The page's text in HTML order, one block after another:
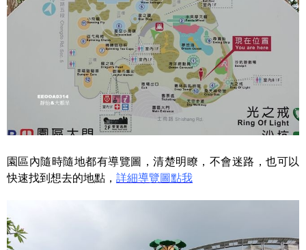
園區內隨時隨地都有導覽圖，清楚明瞭，不會迷路，也可以
快速找到想去的地點， 詳細導覽圖點我